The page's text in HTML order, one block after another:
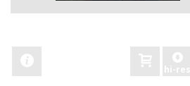
hi-res